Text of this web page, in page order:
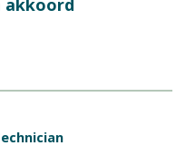
akkoord